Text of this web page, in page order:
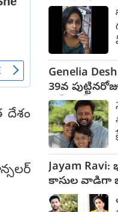
దేశం
యువతి
Genelia
39వ
దేశ్‌ముఖ్
Jayam
కాసుల వాడిగా